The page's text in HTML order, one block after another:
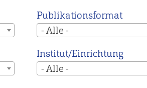
Publikationsformat
- Alle -
Institut/Einrichtung
- Alle -